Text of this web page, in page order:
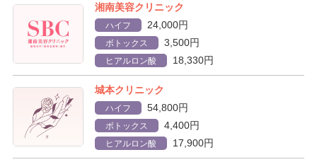
湘南美容クリニック
ハイフ 24,000円
ボトックス 3,500円
ヒアルロン酸 18,330円
城本クリニック
ハイフ 54,800円
ボトックス 4,400円
ヒアルロン酸 17,900円